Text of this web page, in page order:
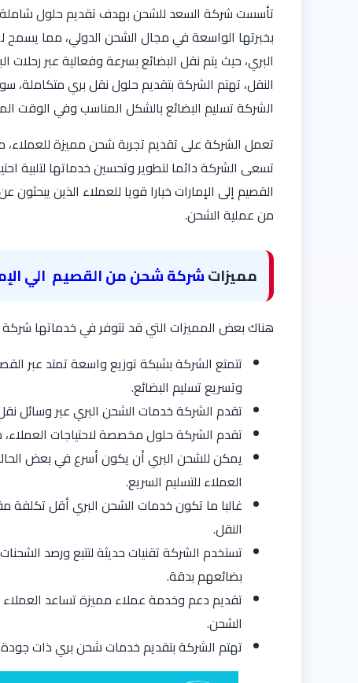
تأسست شركة السعد للشحن بهدف تقديم حلول شاملة
بخبرتها الواسعة في مجال الشحن الدولي، مما
البري، حيث يتم نقل البضائع بسرعة وفعالية عبر رحلات
النقل، تهتم الشركة بتقديم حلول نقل بري
الشركة تسليم البضائع بالشكل المناسب وفي الوقت
تعمل الشركة على تقديم تجربة شحن مميزة للعملاء،
تسعى الشركة دائما لتطوير وتحسين خدماتها لتلبية
القصيم إلى الإمارات خيارا قويا للعملاء الذين
من عملية الشحن.
مميزاتشركة شحن من القصيم الي
هناك بعض المميزات التي قد تتوفر في خدماتها
تتمتع الشركة بشبكة توزيع واسعة تمتد عبر
وتسريع تسليم البضائع.
تقدم الشركة خدمات الشحن البري عبر وسائل
تقدم الشركة حلول مخصصة لاحتياجات
يمكن للشحن البري أن يكون أسرع في بعض
العملاء للتسليم السريع.
غالبا ما تكون خدمات الشحن البري أقل تكلفة
النقل.
تستخدم الشركة تقنيات حديثة لتتبع ورصد
بضائعهم بدقة.
تقديم دعم وخدمة عملاء مميزة تساعد
الشحن.
تهتم الشركة بتقديم خدمات شحن بري ذات جودة